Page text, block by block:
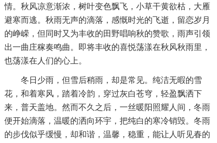
情。秋风凉意渐浓，树叶变色飘飞，小草干黄欲枯，大雁
避寒而逃。秋雨无声的滴落，感慨时光的飞逝，留恋岁月
的峥嵘，但同时又为丰收的田野唱响秋的赞歌，雨声引领
出一曲庄稼奏鸣曲。即将丰收的喜悦荡漾在秋风秋雨里，
也荡漾在人们的心上。
冬日少雨，但雪后稍雨，却是常见。纯洁无暇的雪
花，和着寒风，踏着冷韵，穿过灰白苍穹，轻盈飘洒下
来，普天盖地。然而不久之后，一丝暖阳照耀人间，冬雨
便开始滴落，温暖的洒向环宇，把纯白的寒冷销毁。冬雨
的步伐似乎缓慢，却和谐，温馨，稳重，能让人听见春的